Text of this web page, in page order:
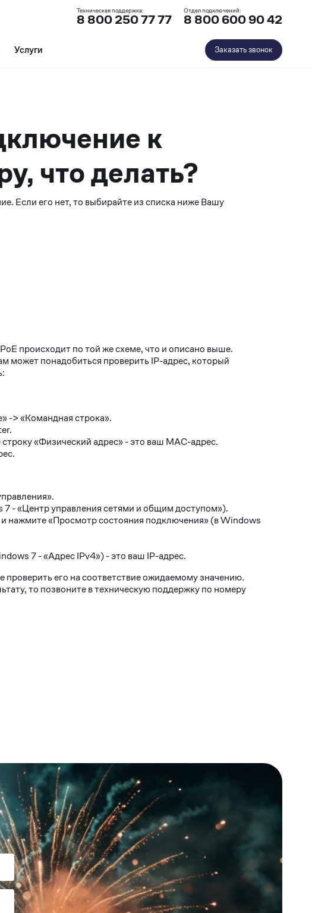
Техническая поддержка:
8 800 250 77 77
Отдел подключений:
8 800 600 90 42
Услуги Заказать звонок
к
что делать?
Если его нет, то выбирайте из списка ниже Вашу
происходит по той же схеме, что и описано выше.
может понадобиться проверить IP-адрес, который
-> «Командная строка».
«Физический адрес» - это ваш MAC-адрес.
- «Центр управления сетями и общим доступом»).
нажмите «Просмотр состояния подключения» (в Windows
7 - «Адрес IPv4») - это ваш IP-адрес.
проверить его на соответствие ожидаемому значению.
то позвоните в техническую поддержку по номеру